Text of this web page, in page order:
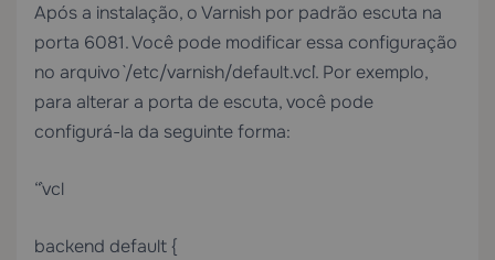
Após a instalação, o Varnish por padrão escuta na
porta 6081. Você pode modificar essa configuração
no arquivo `/etc/varnish/default.vcl`. Por exemplo,
para alterar a porta de escuta, você pode
configurá-la da seguinte forma:
“`vcl
backend default {